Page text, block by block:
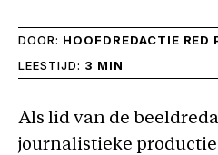
DOOR: HOOFDREDACTIE RED
LEESTIJD: 3 MIN
Als lid van de
journalistieke